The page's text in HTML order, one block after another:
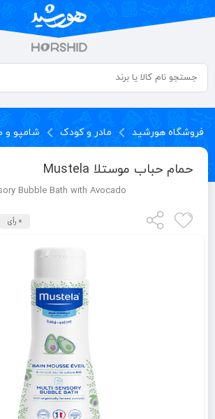
فروشگاه هورشید مادر و کودک شامپو و
حمام حباب موستلا Mustela
Bubble Bath with Avocado
0 رأی